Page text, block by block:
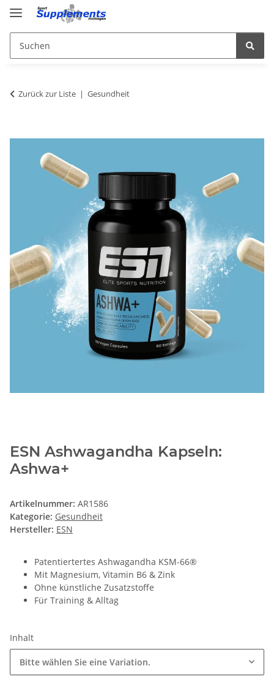
Zurück zur Liste Gesundheit
ESN Ashwagandha Kapseln:
Ashwa+
Artikelnummer: AR1586
Kategorie: Gesundheit
Hersteller: ESN
Patentiertertes Ashwagandha KSM-66®
Mit Magnesium, Vitamin B6 & Zink
Ohne künstliche Zusatzstoffe
Für Training & Alltag
Inhalt
Bitte wählen Sie eine Variation.